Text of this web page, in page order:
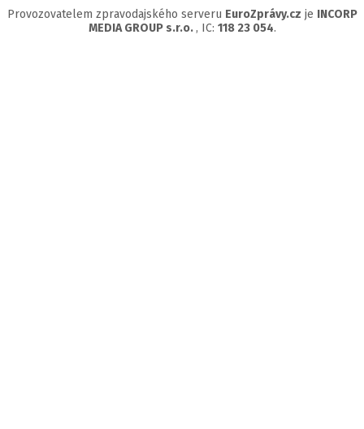
Provozovatelem zpravodajského serveru EuroZprávy.cz je INCORP
MEDIA GROUP s.r.o., IC: 118 23 054.